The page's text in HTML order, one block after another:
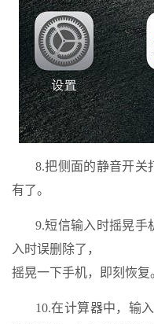
8.把侧面的静音开关
有了。
9.短信输入时摇晃手
入时误删除了，
摇晃一下手机，即刻恢复
10.在计算器中，输